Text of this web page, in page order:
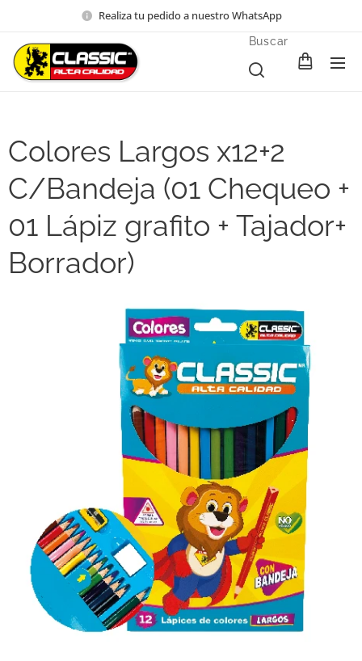
Realiza tu pedido a nuestro WhatsApp
Buscar
Colores Largos x12+2
C/Bandeja (01 Chequeo +
01 Lápiz grafito + Tajador+
Borrador)